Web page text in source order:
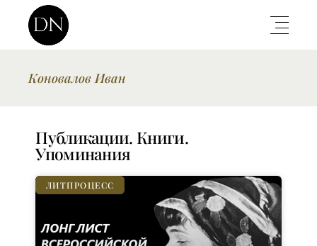
Коновалов Иван
Публикации. Книги.
Упоминания
ЛИТПРОЦЕСС